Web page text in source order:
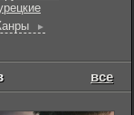
►
все